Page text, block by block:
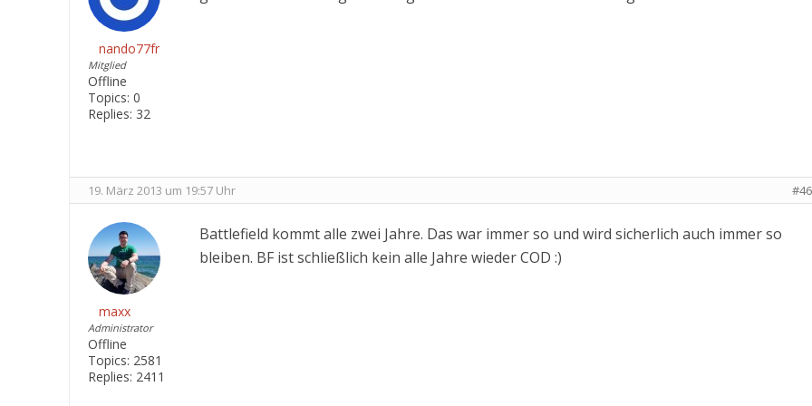
nando77fr
Mitglied
Offline
Topics: 0
Replies: 32
19. März 2013 um 19:57 Uhr
maxx
Administrator
Offline
Topics: 2581
Replies: 2411
Battlefield kommt alle zwei Jahre. Das war immer so und wird sicherlich auch immer so
bleiben. BF ist schließlich kein alle Jahre wieder COD :)